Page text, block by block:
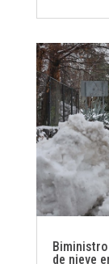
de nieve